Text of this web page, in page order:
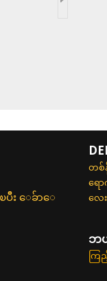
ပီိး ေခ်ာေ
တစ်
ရေ
လေ
ဘ
ကြ